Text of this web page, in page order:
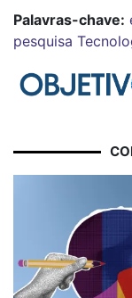
Palavras-chave:
pesquisa